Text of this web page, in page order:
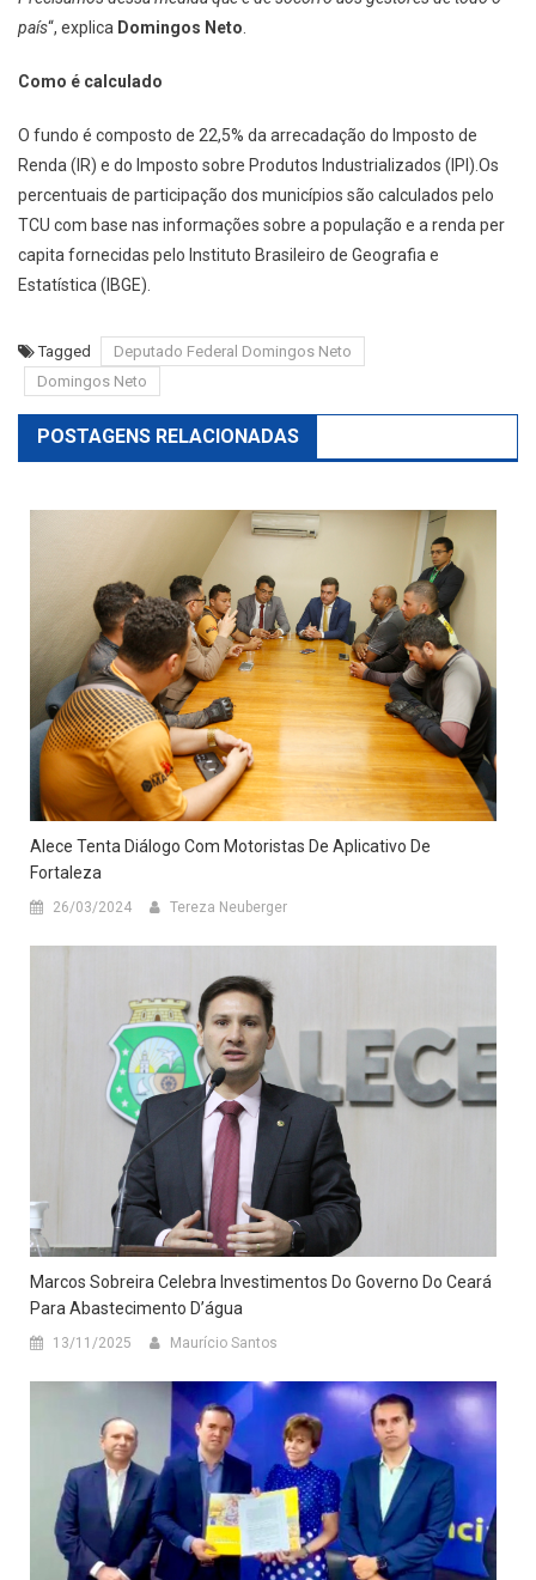
país“, explica Domingos Neto.
Como é calculado
O fundo é composto de 22,5% da arrecadação do Imposto de
Renda (IR) e do Imposto sobre Produtos Industrializados (IPI).Os
percentuais de participação dos municípios são calculados pelo
TCU com base nas informações sobre a população e a renda per
capita fornecidas pelo Instituto Brasileiro de Geografia e
Estatística (IBGE).
Tagged
Deputado Federal Domingos Neto
Domingos Neto
POSTAGENS RELACIONADAS
Alece Tenta Diálogo Com Motoristas De Aplicativo De
Fortaleza
26/03/2024 Tereza Neuberger
Marcos Sobreira Celebra Investimentos Do Governo Do Ceará
Para Abastecimento D’água
13/11/2025 Maurício Santos